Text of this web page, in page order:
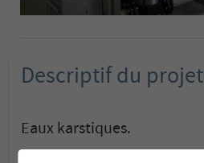
Descriptif du projet
Eaux karstiques.